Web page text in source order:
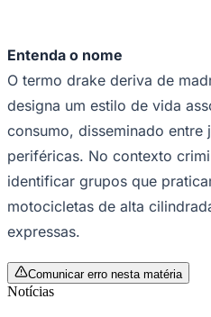
Entenda o nome
O termo drake deriva de
designa um estilo de vida
consumo, disseminado entre
periféricas. No contexto
identificar grupos que
motocicletas de alta
expressas.
Comunicar erro nesta matéria
Notícias